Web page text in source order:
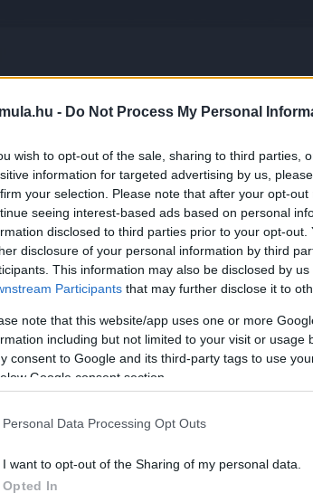
- Do Not Process My Personal
wish to opt-out of the sale, sharing to third parties,
information for targeted advertising by us,
your selection. Please note that after your opt-
seeing interest-based ads based on personal
disclosed to third parties prior to your opt-
disclosure of your personal information by third
This information may also be disclosed by
Participants that may further disclose it to
note that this website/app uses one or more
including but not limited to your visit or usage
consent to Google and its third-party tags to use
Google consent section.
Personal Data Processing Opt Outs
I want to opt-out of the Sharing of my personal data.
Opted In
mögöttük a leggyorsabb kört megszerző
Tsunoda a pontzónában.